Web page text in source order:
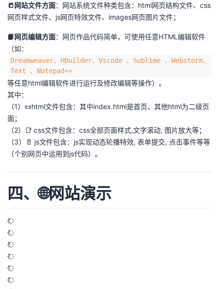
📒网站文件方面：网站系统文件种类包含：html网页结构文件、css
网页样式文件、js网页特效文件、images网页图片文件；
📙网页编辑方面：网页作品代码简单，可使用任意HTML编辑软件
（如：
Dreamweaver、HBuilder、Vscode 、Sublime 、Webstorm、
Text 、Notepad++
等任意html编辑软件进行运行及修改编辑等操作）。
其中：
（1）📜html文件包含：其中index.html是首页、其他html为二级页
面；
（2）📑 css文件包含：css全部页面样式,文字滚动, 图片放大等；
（3）📄 js文件包含：js实现动态轮播特效, 表单提交, 点击事件等等
（个别网页中运用到js代码）。
四、🌐网站演示